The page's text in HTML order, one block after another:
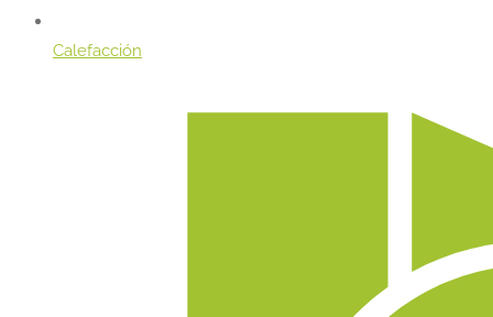
Calefacción